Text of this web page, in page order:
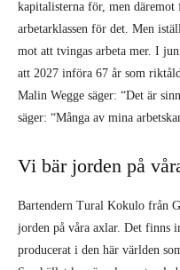
kapitalisterna för, men
arbetarklassen för det. Men
mot att tvingas arbeta mer. I
att 2027 införa 67 år som
Malin Wegge säger: “Det är
säger: “Många av mina
Vi bär jorden på
Bartendern Tural Kokulo från
jorden på våra axlar. Det finns
producerat i den här världen